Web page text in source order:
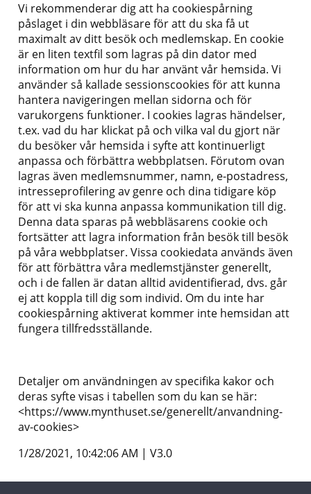
Vi rekommenderar dig att ha cookiespårning
påslaget i din webbläsare för att du ska få ut
maximalt av ditt besök och medlemskap. En cookie
är en liten textfil som lagras på din dator med
information om hur du har använt vår hemsida. Vi
använder så kallade sessionscookies för att kunna
hantera navigeringen mellan sidorna och för
varukorgens funktioner. I cookies lagras händelser,
t.ex. vad du har klickat på och vilka val du gjort när
du besöker vår hemsida i syfte att kontinuerligt
anpassa och förbättra webbplatsen. Förutom ovan
lagras även medlemsnummer, namn, e-postadress,
intresseprofilering av genre och dina tidigare köp
för att vi ska kunna anpassa kommunikation till dig.
Denna data sparas på webbläsarens cookie och
fortsätter att lagra information från besök till besök
på våra webbplatser. Vissa cookiedata används även
för att förbättra våra medlemstjänster generellt,
och i de fallen är datan alltid avidentifierad, dvs. går
ej att koppla till dig som individ. Om du inte har
cookiespårning aktiverat kommer inte hemsidan att
fungera tillfredsställande.
Detaljer om användningen av specifika kakor och
deras syfte visas i tabellen som du kan se här:
<https://www.mynthuset.se/generellt/anvandning-
av-cookies>
1/28/2021, 10:42:06 AM | V3.0